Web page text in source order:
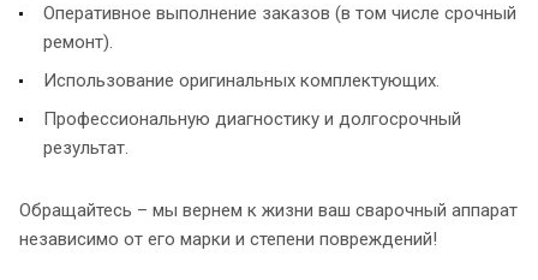
Оперативное выполнение заказов (в том числе срочный
ремонт).
Использование оригинальных комплектующих.
Профессиональную диагностику и долгосрочный
результат.
Обращайтесь – мы вернем к жизни ваш сварочный аппарат
независимо от его марки и степени повреждений!